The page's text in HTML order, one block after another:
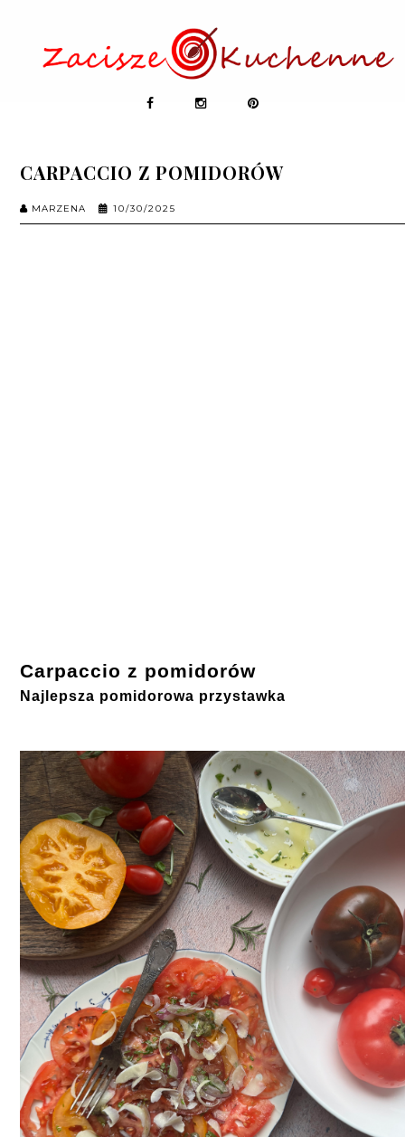
CARPACCIO Z POMIDORÓW
MARZENA 10/30/2025
Carpaccio z pomidorów
Najlepsza pomidorowa przystawka